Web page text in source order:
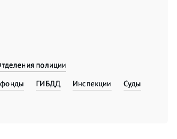
полиции
фонды
ГИБДД Инспекции Суды